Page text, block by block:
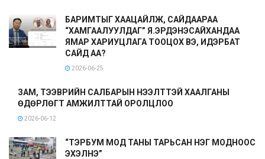
БАРИМТЫГ ХААЦАЙЛЖ, САЙДААРАА
“ХАМГААЛУУЛДАГ” Я.ЭРДЭНЭСАЙХАНДАА
ЯМАР ХАРИУЦЛАГА ТООЦОХ ВЭ, ИДЭРБАТ
САЙД АА?
2026-06-25
ЗАМ, ТЭЭВРИЙН САЛБАРЫН НЭЭЛТТЭЙ ХААЛГАНЫ
ӨДӨРЛӨГТ АМЖИЛТТАЙ ОРОЛЦЛОО
2026-06-12
“ТЭРБУМ МОД ТАНЫ ТАРЬСАН НЭГ МОДНООС
ЭХЭЛНЭ”